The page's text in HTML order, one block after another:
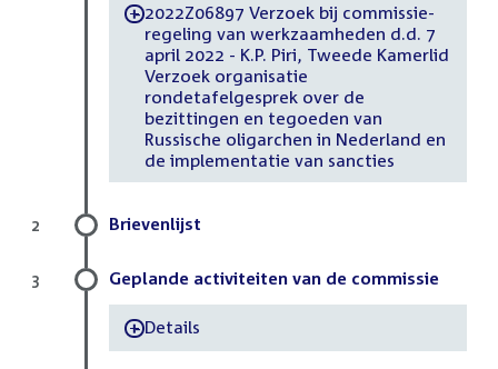
-2022Z06897 Verzoek bij commissie-
regeling van werkzaamheden d.d. 7
april 2022 - K.P. Piri, Tweede Kamerlid
Verzoek organisatie
rondetafelgesprek over de
bezittingen en tegoeden van
Russische oligarchen in Nederland en
de implementatie van sancties
Brievenlijst
2
Geplande activiteiten van de commissie
-Details
3